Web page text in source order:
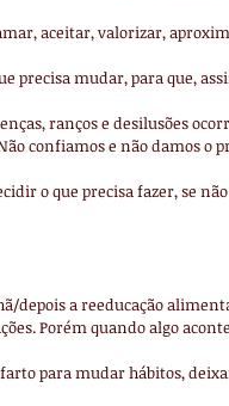
aceitar, valorizar,
precisa mudar, para que,
ranços e desilusões
confiamos e não damos o
o que precisa fazer, se
depois a reeducação
Porém quando algo
para mudar hábitos,